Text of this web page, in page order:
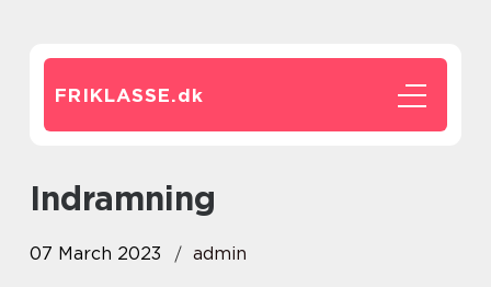
FRIKLASSE.dk
indramning
07 March 2023 admin